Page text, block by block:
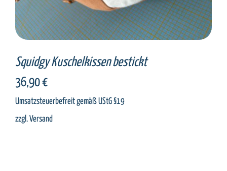
Squidgy Kuschelkissen bestickt
36,90€
Umsatzsteuerbefreit gemäß UStG §19
zzgl.Versand